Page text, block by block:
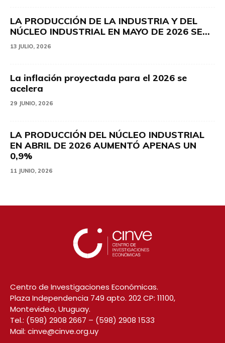
LA PRODUCCIÓN DE LA INDUSTRIA Y DEL
NÚCLEO INDUSTRIAL EN MAYO DE 2026 SE...
13 JULIO, 2026
La inflación proyectada para el 2026 se
acelera
29 JUNIO, 2026
LA PRODUCCIÓN DEL NÚCLEO INDUSTRIAL
EN ABRIL DE 2026 AUMENTÓ APENAS UN
0,9%
11 JUNIO, 2026
Centro de Investigaciones Económicas.
Plaza Independencia 749 apto. 202 CP: 11100,
Montevideo, Uruguay.
Tel.: (598) 2908 2667 – (598) 2908 1533
Mail: cinve@cinve.org.uy